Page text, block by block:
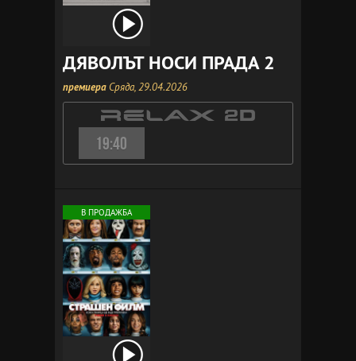
ДЯВОЛЪТ НОСИ ПРАДА 2
премиера Сряда, 29.04.2026
19:40
В ПРОДАЖБА